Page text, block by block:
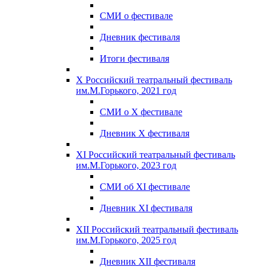
СМИ о фестивале
Дневник фестиваля
Итоги фестиваля
X Российский театральный фестиваль
им.М.Горького, 2021 год
СМИ о X фестивале
Дневник X фестиваля
XI Российский театральный фестиваль
им.М.Горького, 2023 год
СМИ об XI фестивале
Дневник XI фестиваля
XII Российский театральный фестиваль
им.М.Горького, 2025 год
Дневник XII фестиваля